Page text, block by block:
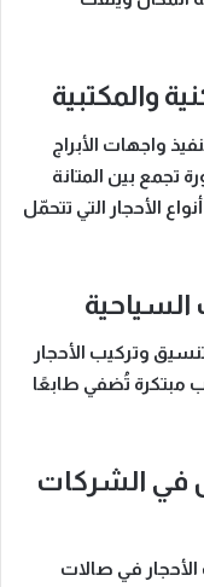
واجهات الأبراج
تجمع بين المتانة
الأحجار التي تتحمّل
وتركيب الأحجار
مبتكرة تُضفي طابعًا
في الشركات
في صالات